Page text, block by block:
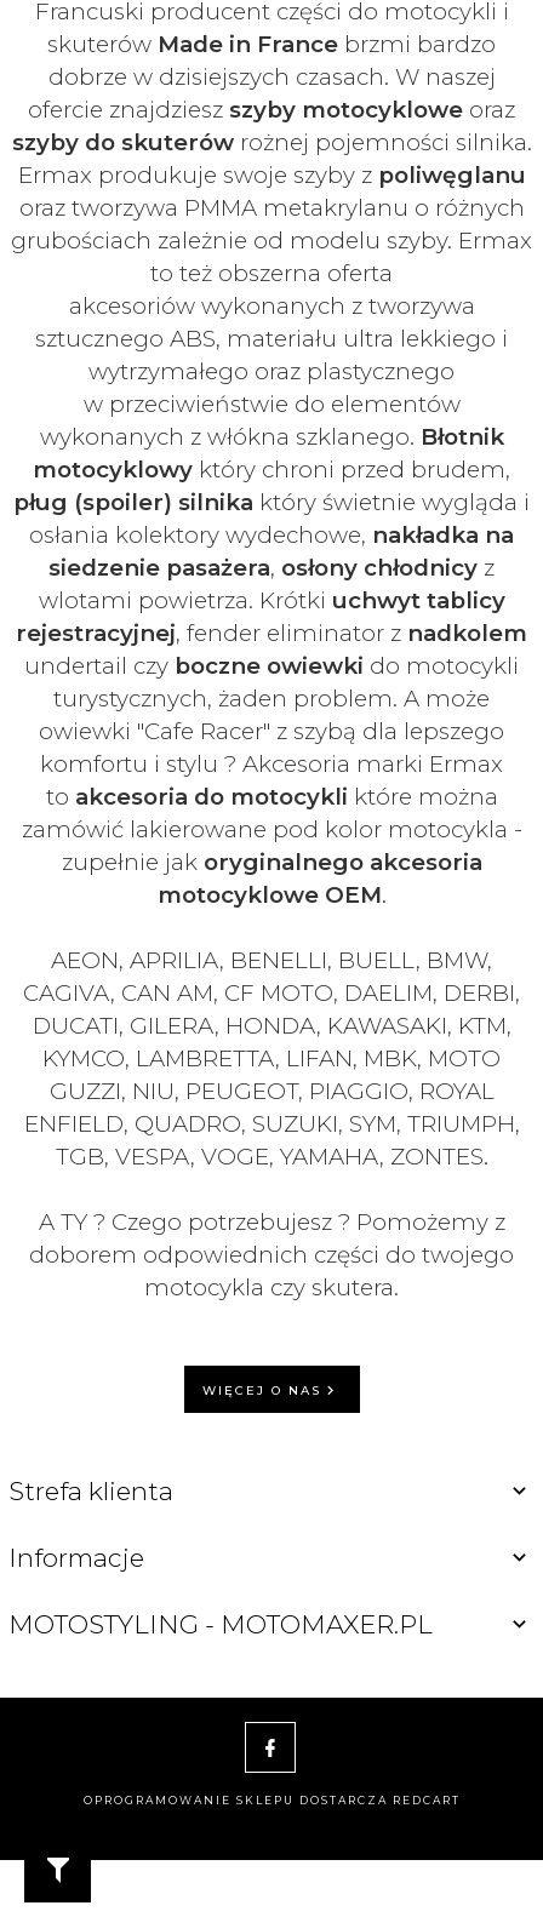
Francuski producent części do motocykli i
skuterów Made in France brzmi bardzo
dobrze w dzisiejszych czasach. W naszej
ofercie znajdziesz szyby motocyklowe oraz
szyby do skuterówrożnej pojemności silnika.
Ermax produkuje swoje szyby z poliwęglanu
oraz tworzywa PMMA metakrylanu o różnych
grubościach zależnie od modelu szyby. Ermax
to też obszerna oferta
akcesoriów wykonanych z tworzywa
sztucznego ABS, materiału ultra lekkiego i
wytrzymałego oraz plastycznego
w przeciwieństwie do elementów
wykonanych z włókna szklanego. Błotnik
motocyklowy który chroni przed brudem,
pług (spoiler) silnika który świetnie wygląda i
osłania kolektory wydechowe, nakładka na
siedzenie pasażera, osłony chłodnicy z
wlotami powietrza. Krótki uchwyt tablicy
rejestracyjnej, fender eliminator z nadkolem
undertail czy boczne owiewki do motocykli
turystycznych, żaden problem. A może
owiewki "Cafe Racer" z szybą dla lepszego
komfortu i stylu ? Akcesoria marki Ermax
to akcesoria do motocykli które można
zamówić lakierowane pod kolor motocykla -
zupełnie jak oryginalnego akcesoria
motocyklowe OEM.
AEON, APRILIA, BENELLI, BUELL, BMW,
CAGIVA, CAN AM, CF MOTO, DAELIM, DERBI,
DUCATI, GILERA, HONDA, KAWASAKI, KTM,
KYMCO, LAMBRETTA, LIFAN, MBK, MOTO
GUZZI, NIU, PEUGEOT, PIAGGIO, ROYAL
ENFIELD, QUADRO, SUZUKI, SYM, TRIUMPH,
TGB, VESPA, VOGE, YAMAHA, ZONTES.
A TY ? Czego potrzebujesz ? Pomożemy z
doborem odpowiednich części do twojego
motocykla czy skutera.
WIĘCEJ O NAS
Strefa klienta
Informacje
MOTOSTYLING - MOTOMAXER.PL
OPROGRAMOWANIE SKLEPU DOSTARCZA REDCART